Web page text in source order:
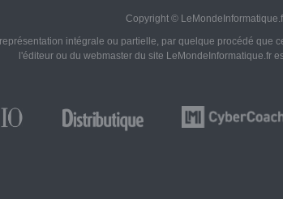
Copyright ©
intégrale ou partielle, par quelque procédé que
l'éditeur ou du webmaster du site LeMondeInformatique.fr